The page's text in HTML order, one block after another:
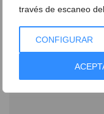
través de escaneo
CONFIGURAR